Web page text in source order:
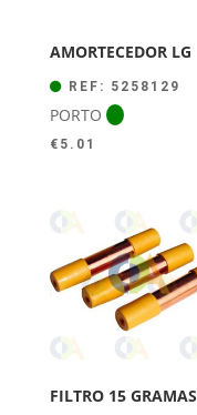
AMORTECEDOR LG
REF: 5258129
PORTO
€ 5.01
FILTRO 15 GRAMAS